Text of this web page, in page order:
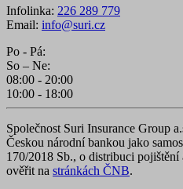
Infolinka: 226 289 779
Email: info@suri.cz
Po - Pá:
So – Ne:
08:00 - 20:00
10:00 - 18:00
Společnost Suri Insurance Group
Českou národní bankou jako
170/2018 Sb., o distribuci
ověřit na stránkách ČNB.